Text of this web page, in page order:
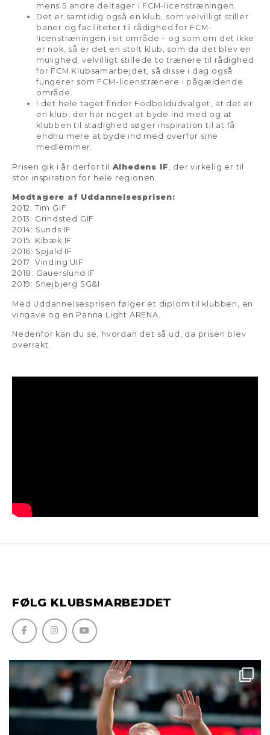
mens 5 andre deltager i FCM-licenstræningen.
Det er samtidig også en klub, som velvilligt stiller
baner og faciliteter til rådighed for FCM-
licenstræningen i sit område – og som om det ikke
er nok, så er det en stolt klub, som da det blev en
mulighed, velvilligt stillede to trænere til rådighed
for FCM Klubsamarbejdet, så disse i dag også
fungerer som FCM-licenstrænere i pågældende
område.
I det hele taget finder Fodboldudvalget, at det er
en klub, der har noget at byde ind med og at
klubben til stadighed søger inspiration til at få
endnu mere at byde ind med overfor sine
medlemmer.
Prisen gik i år derfor til Alhedens IF , der virkelig er til
stor inspiration for hele regionen.
Modtagere af Uddannelsesprisen:
2012: Tim GIF
2013: Grindsted GIF
2014: Sunds IF
2015: Kibæk IF
2016: Spjald IF
2017: Vinding UIF
2018: Gauerslund IF
2019: Snejbjerg SG&I
Med Uddannelsesprisen følger et diplom til klubben, en
vingave og en Panna Light ARENA.
Nedenfor kan du se, hvordan det så ud, da prisen blev
overrakt.
FØLG KLUBSMARBEJDET